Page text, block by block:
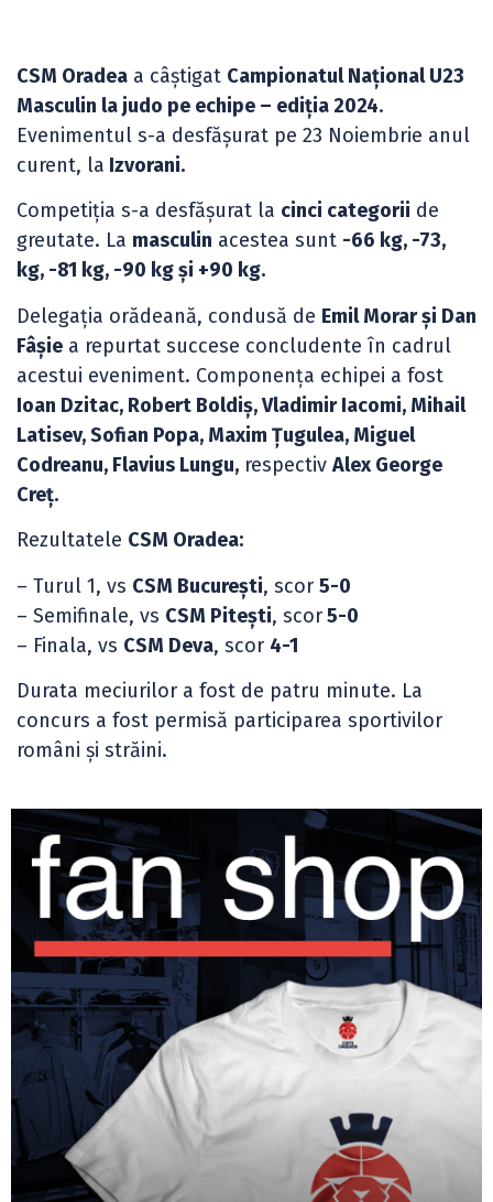
CSM Oradea a câștigat Campionatul Național U23
Masculin la judo pe echipe – ediția 2024.
Evenimentul s-a desfășurat pe 23 Noiembrie anul
curent, la Izvorani.
Competiția s-a desfășurat la cinci categorii de
greutate. La masculin acestea sunt -66 kg, -73,
kg, -81 kg, -90 kg și +90 kg.
Delegația orădeană, condusă de Emil Morar și Dan
Fâșie a repurtat succese concludente în cadrul
acestui eveniment. Componența echipei a fost
Ioan Dzitac, Robert Boldiș, Vladimir Iacomi, Mihail
Latisev, Sofian Popa, Maxim Țugulea, Miguel
Codreanu, Flavius Lungu, respectiv Alex George
Creț.
Rezultatele CSM Oradea:
– Turul 1, vs CSM București, scor 5-0
– Semifinale, vs CSM Pitești, scor5-0
– Finala, vs CSM Deva, scor 4-1
Durata meciurilor a fost de patru minute. La
concurs a fost permisă participarea sportivilor
români și străini.